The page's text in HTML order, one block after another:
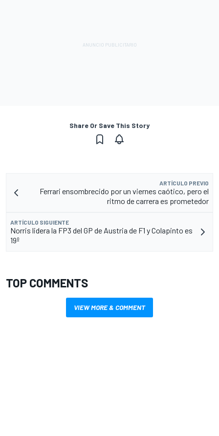
Share Or Save This Story
ARTÍCULO PREVIO
Ferrari ensombrecido por un viernes caótico, pero el
ritmo de carrera es prometedor
ARTÍCULO SIGUIENTE
Norris lidera la FP3 del GP de Austria de F1 y Colapinto es
19º
TOP COMMENTS
VIEW MORE & COMMENT